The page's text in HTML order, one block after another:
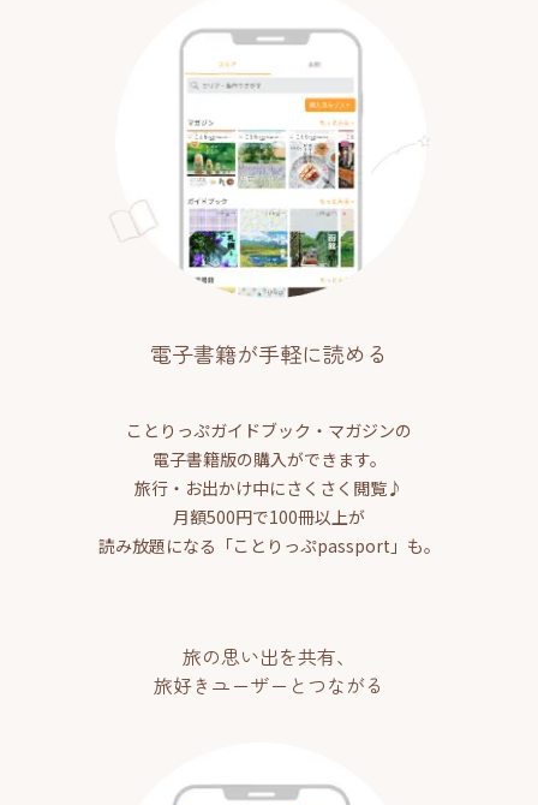
電子書籍が手軽に読める
ことりっぷガイドブック・マガジンの
電子書籍版の購入ができます。
旅行・お出かけ中にさくさく閲覧♪
月額500円で100冊以上が
読み放題になる「ことりっぷpassport」も。
旅の思い出を共有、
旅好きユーザーとつながる